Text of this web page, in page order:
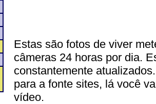
Estas são fotos de viver
câmeras 24 horas por dia.
constantemente
para a fonte sites, lá você
vídeo.